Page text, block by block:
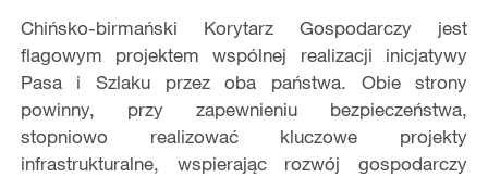
Chińsko-birmański Korytarz Gospodarczy jest
flagowym projektem wspólnej realizacji inicjatywy
Pasa i Szlaku przez oba państwa. Obie strony
powinny, przy zapewnieniu bezpieczeństwa,
stopniowo realizować kluczowe projekty
infrastrukturalne, wspierając rozwój gospodarczy